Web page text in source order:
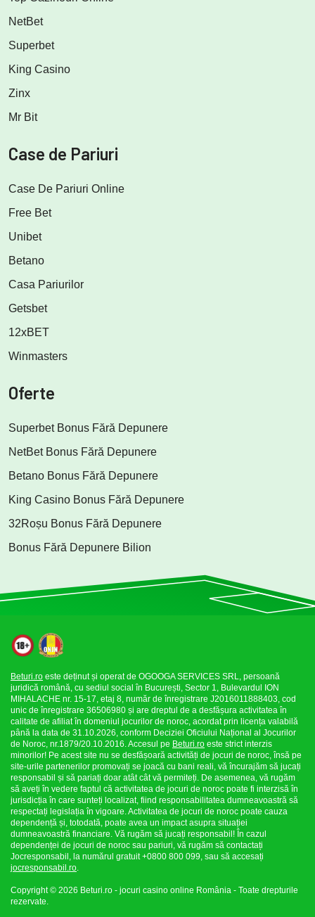
NetBet
Superbet
King Casino
Zinx
Mr Bit
Case de Pariuri
Case De Pariuri Online
Free Bet
Unibet
Betano
Casa Pariurilor
Getsbet
12xBET
Winmasters
Oferte
Superbet Bonus Fără Depunere
NetBet Bonus Fără Depunere
Betano Bonus Fără Depunere
King Casino Bonus Fără Depunere
32Roșu Bonus Fără Depunere
Bonus Fără Depunere Bilion
Beturi.ro este deținut și operat de OGOOGA SERVICES SRL, persoană
juridică română, cu sediul social în București, Sector 1, Bulevardul ION
MIHALACHE nr. 15-17, etaj 8, număr de înregistrare J2016011888403, cod
unic de înregistrare 36506980 și are dreptul de a desfășura activitatea în
calitate de afiliat în domeniul jocurilor de noroc, acordat prin licența valabilă
până la data de 31.10.2026, conform Deciziei Oficiului Național al Jocurilor
de Noroc, nr.1879/20.10.2016. Accesul pe Beturi.ro este strict interzis
minorilor! Pe acest site nu se desfășoară activități de jocuri de noroc, însă pe
site-urile partenerilor promovați se joacă cu bani reali, vă încurajăm să jucați
responsabil și să pariați doar atât cât vă permiteți. De asemenea, vă rugăm
să aveți în vedere faptul că activitatea de jocuri de noroc poate fi interzisă în
jurisdicția în care sunteți localizat, fiind responsabilitatea dumneavoastră să
respectați legislația în vigoare. Activitatea de jocuri de noroc poate cauza
dependență și, totodată, poate avea un impact asupra situației
dumneavoastră financiare. Vă rugăm să jucați responsabil! În cazul
dependenței de jocuri de noroc sau pariuri, vă rugăm să contactați
Jocresponsabil, la numărul gratuit +0800 800 099, sau să accesați
jocresponsabil.ro
Copyright © 2026 Beturi.ro - jocuri casino online România - Toate drepturile
rezervate.